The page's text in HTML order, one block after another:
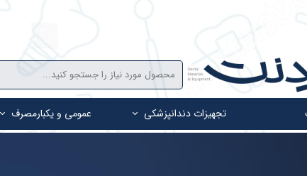
تجهیزات دندانپزشکی عمومی و یکبارمصرف